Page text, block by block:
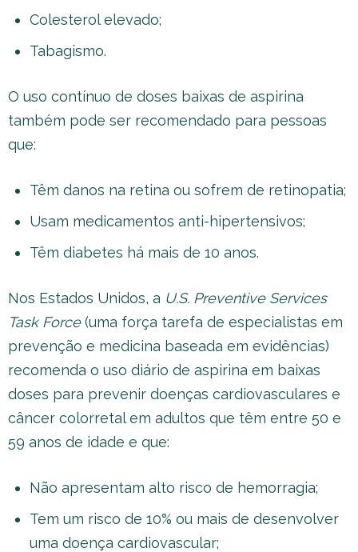
Colesterol elevado;
Tabagismo.
O uso contínuo de doses baixas de aspirina
também pode ser recomendado para pessoas
que:
Têm danos na retina ou sofrem de retinopatia;
Usam medicamentos anti-hipertensivos;
Têm diabetes há mais de 10 anos.
Nos Estados Unidos, a U.S. Preventive Services
Task Force(uma força tarefa de especialistas em
prevenção e medicina baseada em evidências)
recomenda o uso diário de aspirina em baixas
doses para prevenir doenças cardiovasculares e
câncer colorretal em adultos que têm entre 50 e
59 anos de idade e que:
Não apresentam alto risco de hemorragia;
Tem um risco de 10% ou mais de desenvolver
uma doença cardiovascular;